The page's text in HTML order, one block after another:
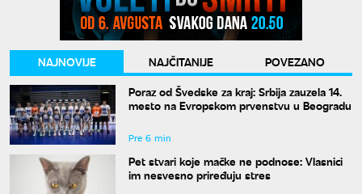
NAJNOVIJE NAJČITANIJE
POVEZANO
Poraz od Švedske za kraj: Srbija zauzela 14.
mesto na Evropskom prvenstvu u Beogradu
Pre 6 min
Pet stvari koje mačke ne podnose: Vlasnici
im nesvesno priređuju stres